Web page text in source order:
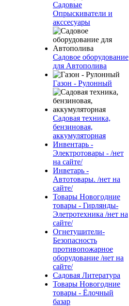
Садовые
Опрыскиватели и
акссесуары
Садовое оборудование
для Автополива
Газон - Рулонный
Садовая техника,
бензиновая,
аккумуляторная
Инвентарь -
Электротовары - /нет
на сайте/
Инветарь -
Автотовары. /нет на
сайте/
Товары Новогодние
товары - Гирлянды-
Элетротехника /нет на
сайте/
Огнетушители-
Безопасность
противопожарное
оборудование /нет на
сайте/
Садовая Литература
Товары Новогодние
товары - Ёлочный
базар